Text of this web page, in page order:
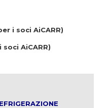
i soci AiCARR)
AiCARR)